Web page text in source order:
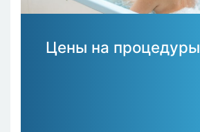
Цены на процедуры